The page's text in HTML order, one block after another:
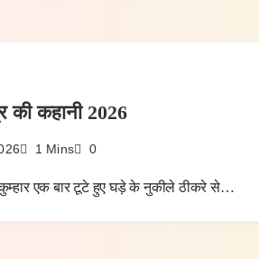
की कहानी 2026
1 Mins 0
कुम्हार एक बार टूटे हुए घड़े के नुकीले ठीकरे से…